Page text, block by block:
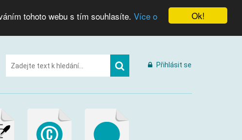
Ok!
tohoto webu s tím souhlasíte. Více o
Přihlásit se